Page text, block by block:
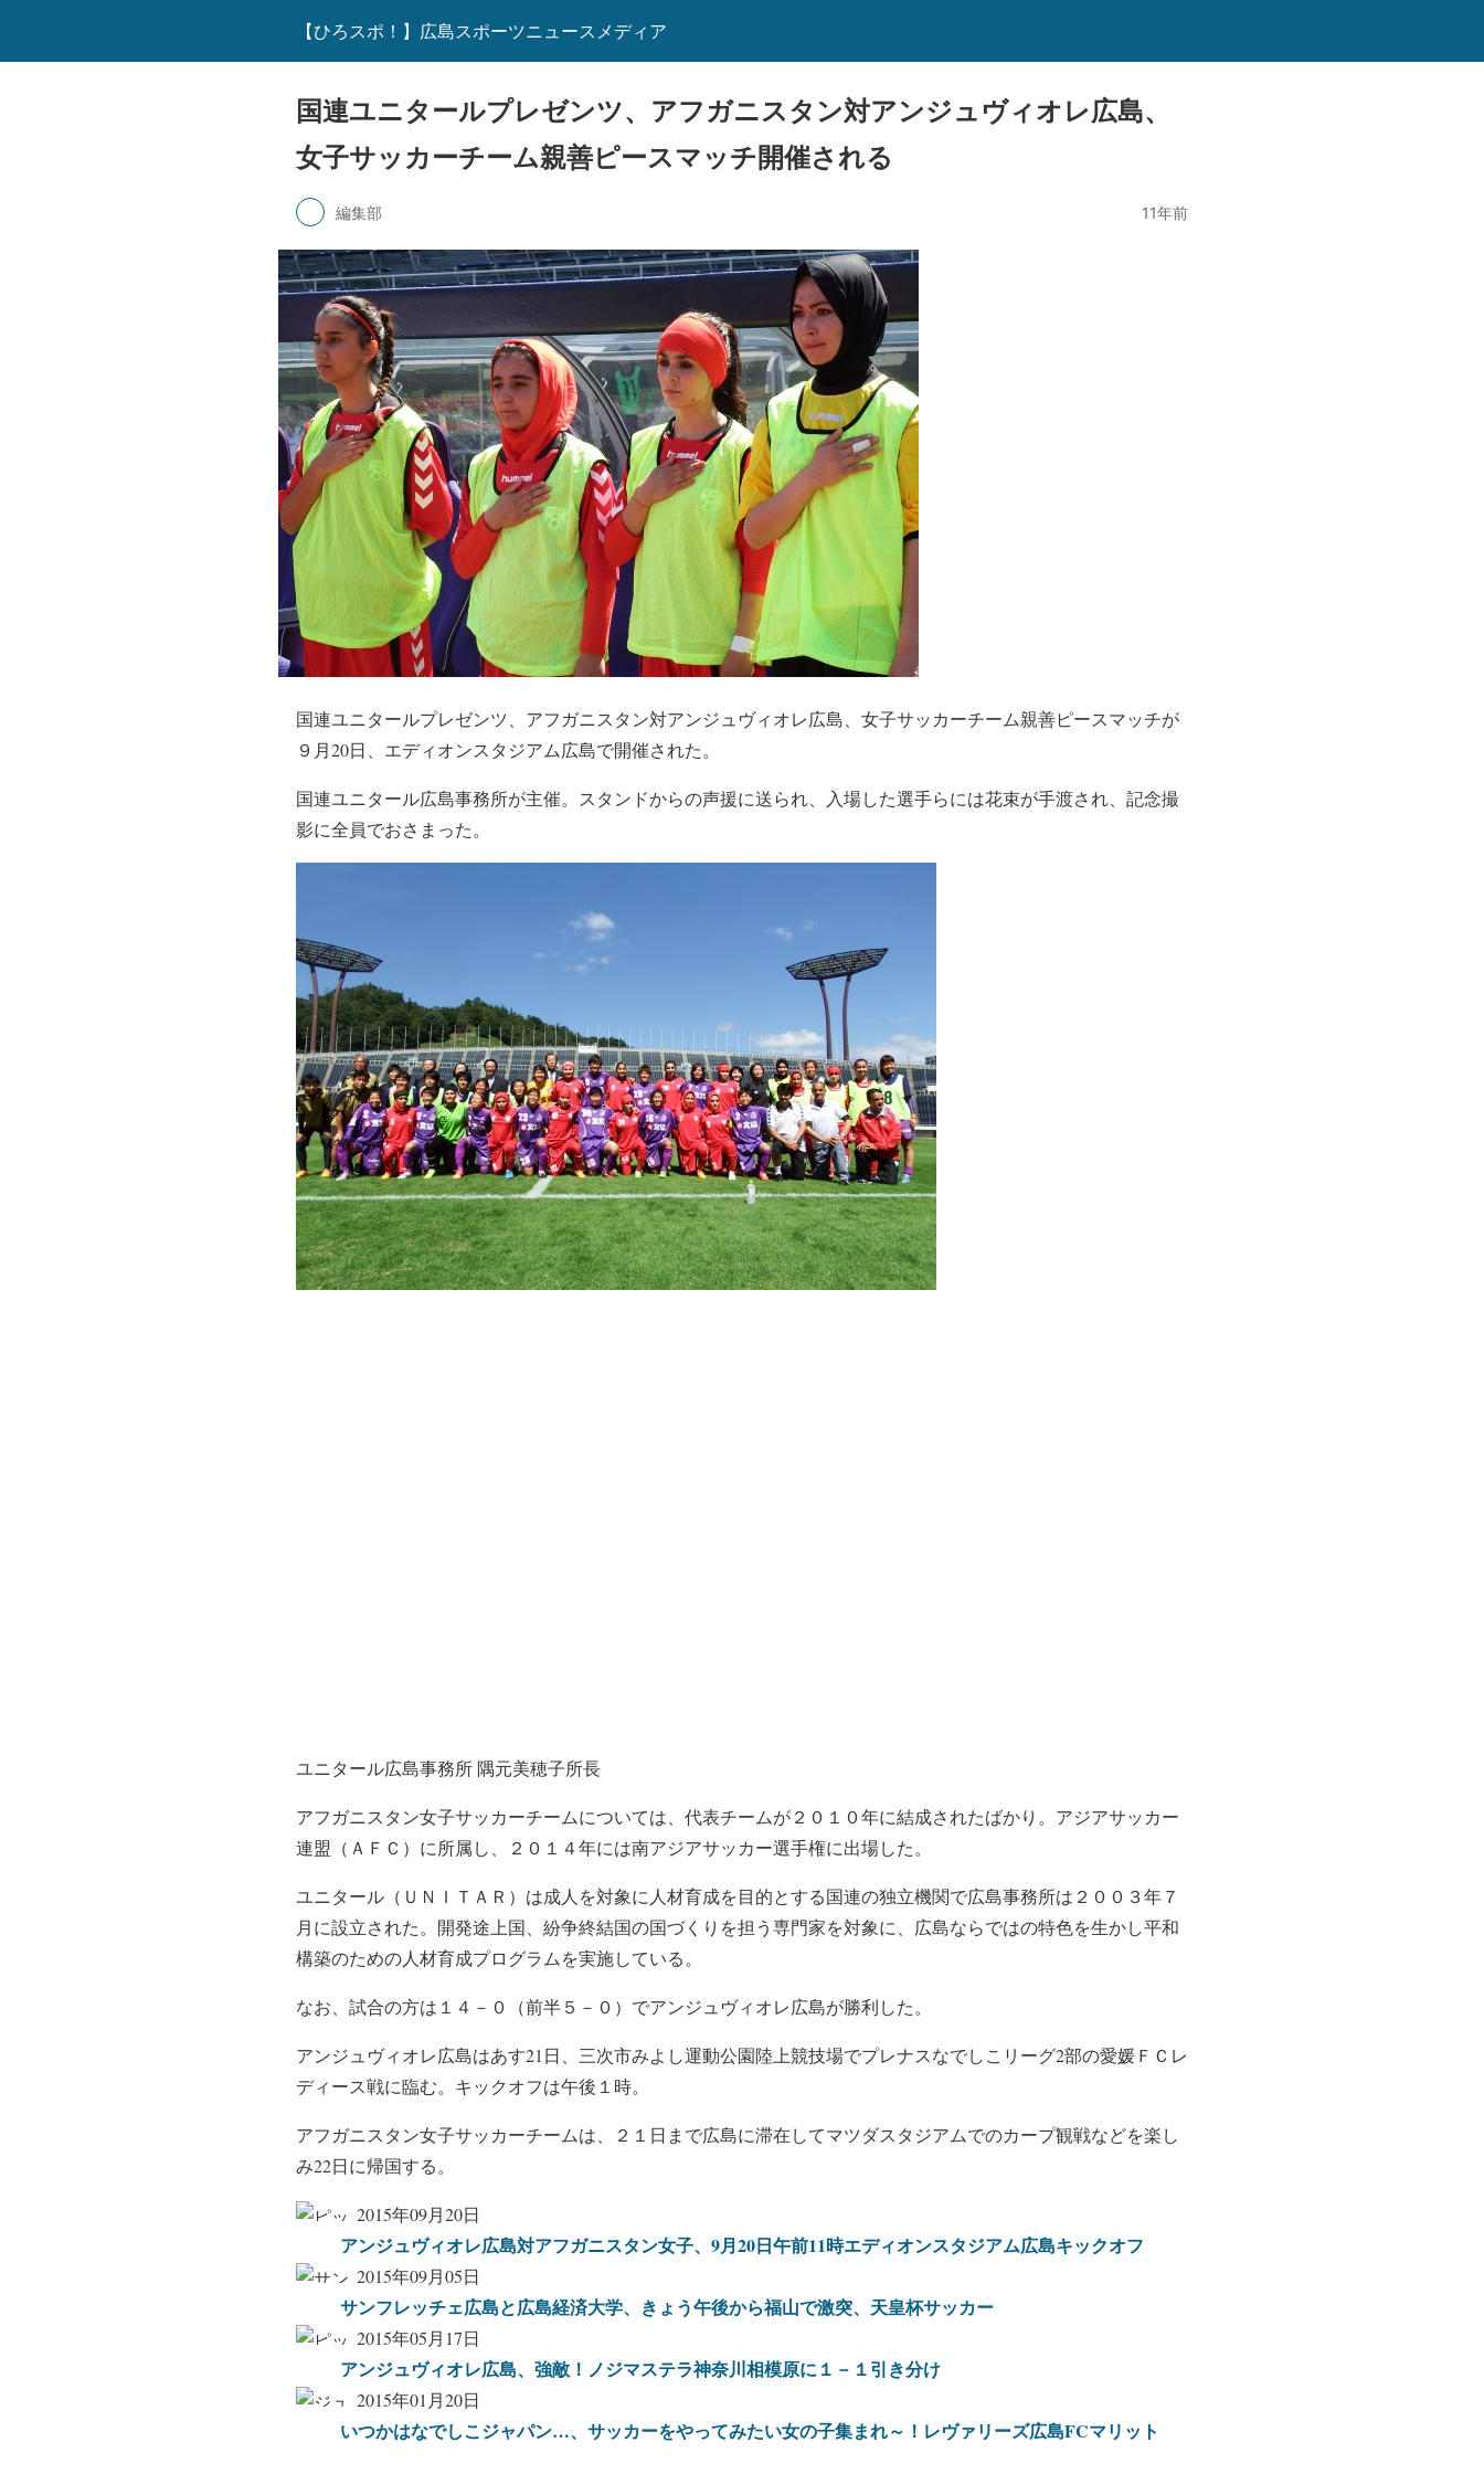
【ひろスポ！】広島スポーツニュースメディア
国連ユニタールプレゼンツ、アフガニスタン対アンジュヴィオレ広島、
女子サッカーチーム親善ピースマッチ開催される
編集部 11年前
国連ユニタールプレゼンツ、アフガニスタン対アンジュヴィオレ広島、女子サッカーチーム親善ピースマッチが
９月20日、エディオンスタジアム広島で開催された。
国連ユニタール広島事務所が主催。スタンドからの声援に送られ、入場した選手らには花束が手渡され、記念撮
影に全員でおさまった。
ユニタール広島事務所 隅元美穂子所長
アフガニスタン女子サッカーチームについては、代表チームが２０１０年に結成されたばかり。アジアサッカー
連盟（ＡＦＣ）に所属し、２０１４年には南アジアサッカー選手権に出場した。
ユニタール（ＵＮＩＴＡＲ）は成人を対象に人材育成を目的とする国連の独立機関で広島事務所は２００３年７
月に設立された。開発途上国、紛争終結国の国づくりを担う専門家を対象に、広島ならではの特色を生かし平和
構築のための人材育成プログラムを実施している。
なお、試合の方は１４－０（前半５－０）でアンジュヴィオレ広島が勝利した。
アンジュヴィオレ広島はあす21日、三次市みよし運動公園陸上競技場でプレナスなでしこリーグ2部の愛媛ＦＣレ
ディース戦に臨む。キックオフは午後１時。
アフガニスタン女子サッカーチームは、２１日まで広島に滞在してマツダスタジアムでのカープ観戦などを楽し
み22日に帰国する。
2015年09月20日
アンジュヴィオレ広島対アフガニスタン女子、9月20日午前11時エディオンスタジアム広島キックオフ
2015年09月05日
サンフレッチェ広島と広島経済大学、きょう午後から福山で激突、天皇杯サッカー
2015年05月17日
アンジュヴィオレ広島、強敵！ノジマステラ神奈川相模原に１－１引き分け
2015年01月20日
いつかはなでしこジャパン…、サッカーをやってみたい女の子集まれ～！レヴァリーズ広島FCマリット